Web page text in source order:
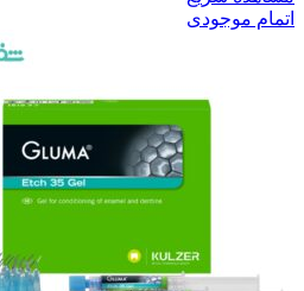
اتمام موجودی